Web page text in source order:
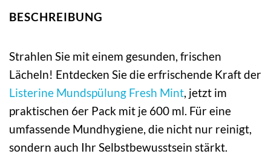
BESCHREIBUNG
Strahlen Sie mit einem gesunden, frischen
Lächeln! Entdecken Sie die erfrischende Kraft der
Listerine Mundspülung Fresh Mint , jetzt im
praktischen 6er Pack mit je 600 ml. Für eine
umfassende Mundhygiene, die nicht nur reinigt,
sondern auch Ihr Selbstbewusstsein stärkt.